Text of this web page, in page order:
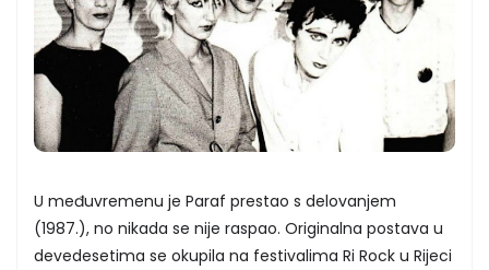
U međuvremenu je Paraf prestao s delovanjem
(1987.), no nikada se nije raspao. Originalna postava u
devedesetima se okupila na festivalima Ri Rock u Rijeci